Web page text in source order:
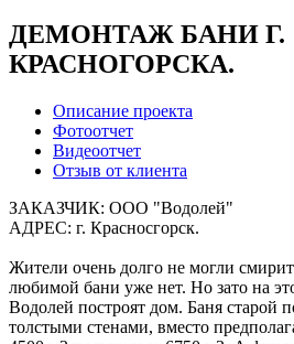
ДЕМОНТАЖ БАНИ Г.
КРАСНОГОРСКА.
Описание проекта
Фотоотчет
Видеоотчет
Отзыв от клиента
ЗАКАЗЧИК: ООО "Водолей"
АДРЕС: г. Красносгорск.
Жители очень долго не могли
любимой бани уже нет. Но зато на
Водолей построят дом. Баня старой
толстыми стенами, вместо